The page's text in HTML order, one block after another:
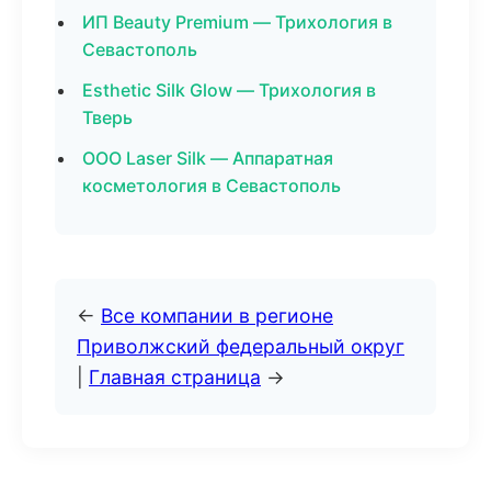
ИП Beauty Premium — Трихология в
Севастополь
Esthetic Silk Glow — Трихология в
Тверь
ООО Laser Silk — Аппаратная
косметология в Севастополь
← Все компании в регионе
Приволжский федеральный округ
Главная страница →